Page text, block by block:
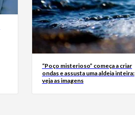
“Poço misterioso” começa a criar
ondas e assusta uma aldeia inteira:
veja as imagens